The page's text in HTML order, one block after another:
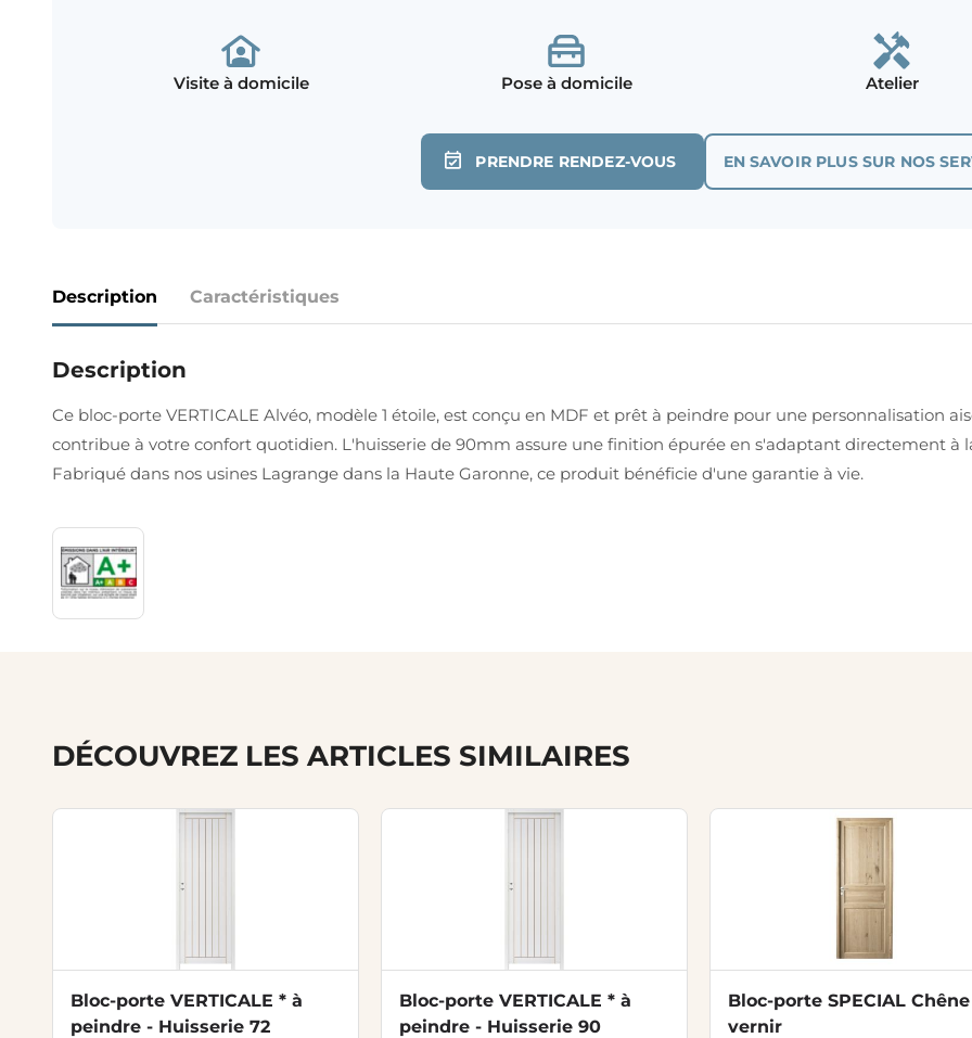
Visite à domicile Pose à domicile Atelier
PRENDRE RENDEZ-VOUS EN SAVOIR PLUS SUR NOS
Description Caractéristiques
Description
Ce bloc-porte VERTICALE Alvéo, modèle 1 étoile, est conçu en MDF et prêt à peindre pour une personnalisation
contribue à votre confort quotidien. L'huisserie de 90mm assure une finition épurée en s'adaptant directement à
Fabriqué dans nos usines Lagrange dans la Haute Garonne, ce produit bénéficie d'une garantie à vie.
DÉCOUVREZ LES ARTICLES SIMILAIRES
Bloc-porte VERTICALE * à
peindre - Huisserie 72
Bloc-porte VERTICALE * à
peindre - Huisserie 90
Bloc-porte SPECIAL
vernir